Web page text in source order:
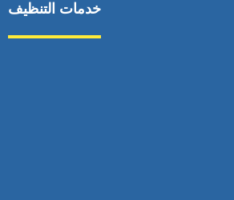
خدمات التنظيف